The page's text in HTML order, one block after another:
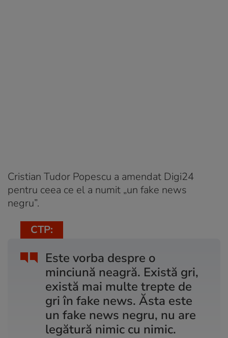
Cristian Tudor Popescu a amendat Digi24
pentru ceea ce el a numit „un fake news
negru”.
Este vorba despre o
minciună neagră. Există gri,
există mai multe trepte de
gri în fake news. Ăsta este
un fake news negru, nu are
legătură nimic cu nimic.
CTP: